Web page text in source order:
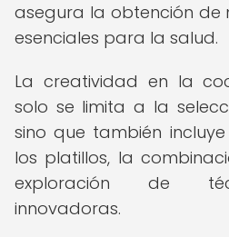
asegura la obtención de
esenciales para la salud.
La creatividad en la
solo se limita a la
sino que también
los platillos, la
exploración de
innovadoras.